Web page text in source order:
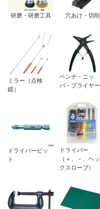
研磨・研磨工具 穴あけ・切削
ミラー（点検
鏡）
ペンチ・ニッ
パ・プライヤー
ドライバービッ
ト
ドライバー
（＋、－、ヘッ
クスローブ）